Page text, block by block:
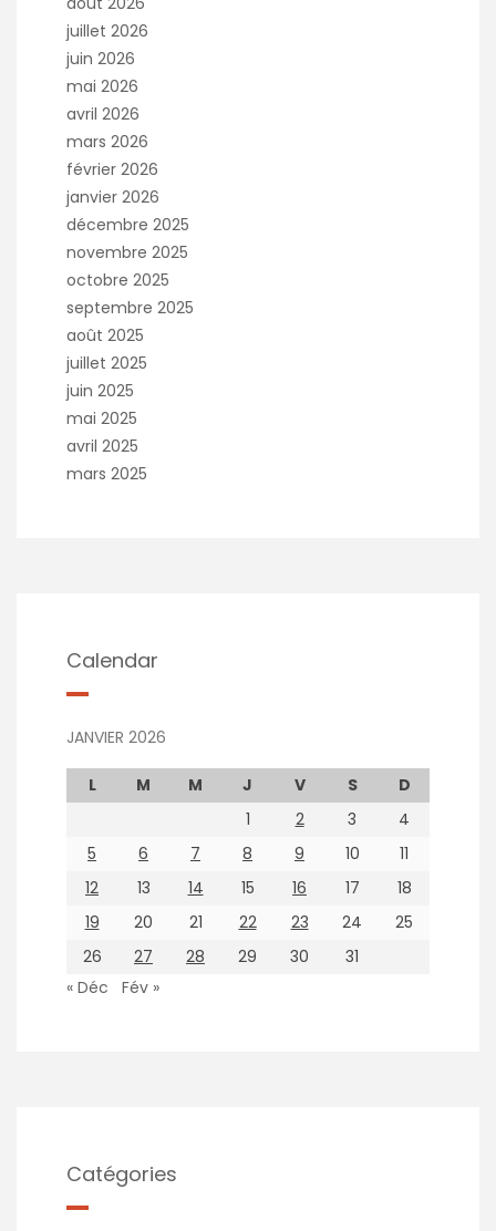
juillet 2026
juin 2026
mai 2026
avril 2026
mars 2026
février 2026
janvier 2026
décembre 2025
novembre 2025
octobre 2025
septembre 2025
août 2025
juillet 2025
juin 2025
mai 2025
avril 2025
mars 2025
Calendar
JANVIER 2026
L M M J V S
D
1
2 3
4
5
6 7 8 9 10
11
12
13 14 15 16 17
18
19
20 21 22 23 24
25
26
27 28 29 30
31
« Déc
Fév »
Catégories